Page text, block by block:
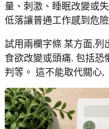
量、刺激、睡眠改變或
低落讓普通工作感到危
試用兩欄字條 某方面,列
食欲改變或頭痛. 包括恐
判等。 這不能取代關心,